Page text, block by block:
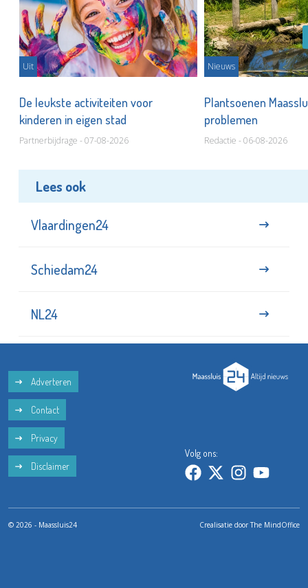
Uit
De leukste activiteiten voor
kinderen in eigen stad
Partnerbijdrage - 07-08-2026
Nieuws
Plantsoenen
problemen
Redactie - 06-08-2026
Lees ook
Vlaardingen24
Schiedam24
NL24
Adverteren
Contact
Privacy
Disclaimer
Volg ons:
© 2026 - Maassluis24 Crealisatie doorThe MindOffice